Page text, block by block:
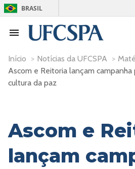
BRASIL
Início > Notícias da UFCSPA >
Ascom e Reitoria lançam
cultura da paz
Ascom e
lançam